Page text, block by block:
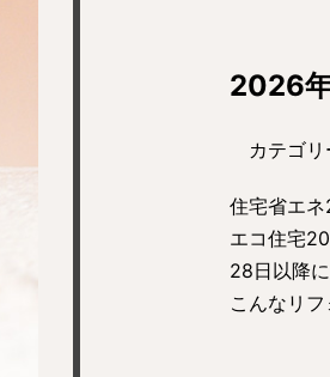
2026
カテゴリ
住宅省エ
エコ住宅
28日以降
こんなリ